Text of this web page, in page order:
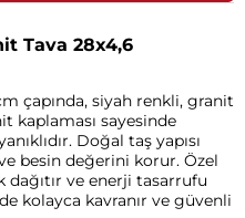
Tava 28x4,6
çapında, siyah renkli, granit
kaplaması sayesinde
Doğal taş yapısı
besin değerini korur. Özel
dağıtır ve enerji tasarrufu
kolayca kavranır ve güvenli